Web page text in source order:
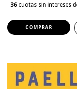
36 cuotas sin intereses